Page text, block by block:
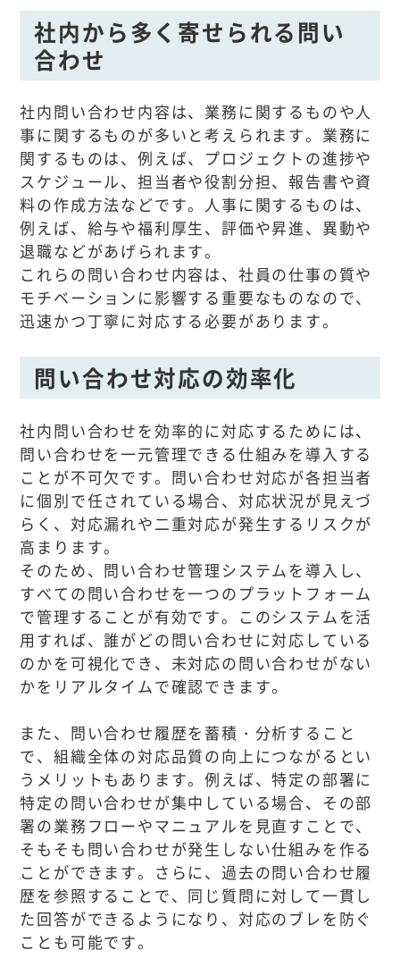
社内から多く寄せられる問い
合わせ
社内問い合わせ内容は、業務に関するものや人
事に関するものが多いと考えられます。業務に
関するものは、例えば、プロジェクトの進捗や
スケジュール、担当者や役割分担、報告書や資
料の作成方法などです。人事に関するものは、
例えば、給与や福利厚生、評価や昇進、異動や
退職などがあげられます。
これらの問い合わせ内容は、社員の仕事の質や
モチベーションに影響する重要なものなので、
迅速かつ丁寧に対応する必要があります。
問い合わせ対応の効率化
社内問い合わせを効率的に対応するためには、
問い合わせを一元管理できる仕組みを導入する
ことが不可欠です。問い合わせ対応が各担当者
に個別で任されている場合、対応状況が見えづ
らく、対応漏れや二重対応が発生するリスクが
高まります。
そのため、問い合わせ管理システムを導入し、
すべての問い合わせを一つのプラットフォーム
で管理することが有効です。このシステムを活
用すれば、誰がどの問い合わせに対応している
のかを可視化でき、未対応の問い合わせがない
かをリアルタイムで確認できます。
また、問い合わせ履歴を蓄積・分析すること
で、組織全体の対応品質の向上につながるとい
うメリットもあります。例えば、特定の部署に
特定の問い合わせが集中している場合、その部
署の業務フローやマニュアルを見直すことで、
そもそも問い合わせが発生しない仕組みを作る
ことができます。さらに、過去の問い合わせ履
歴を参照することで、同じ質問に対して一貫し
た回答ができるようになり、対応のブレを防ぐ
ことも可能です。